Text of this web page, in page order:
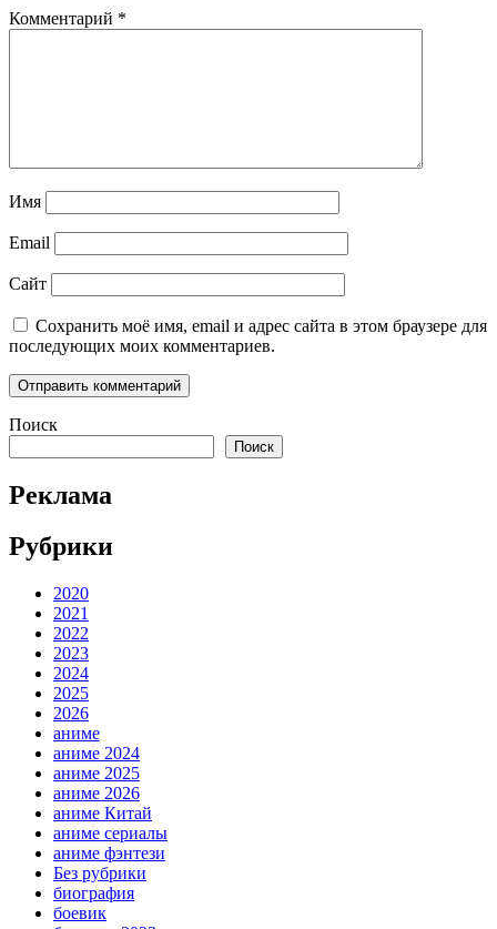
Комментарий *
Имя
Email
Сайт
Сохранить моё имя, email и адрес сайта в этом браузере для
последующих моих комментариев.
Поиск
Поиск
Реклама
Рубрики
2020
2021
2022
2023
2024
2025
2026
аниме
аниме 2024
аниме 2025
аниме 2026
аниме Китай
аниме сериалы
аниме фэнтези
Без рубрики
биография
боевик